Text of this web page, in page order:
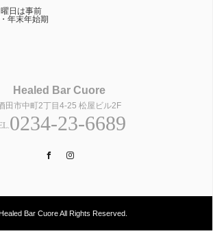
日は事前
年末年始期
Healed Bar Cuore
田市中町2丁目4-25 松屋ビル2F
0234-23-6689
Facebook
Bar Cuore All Rights Reserved.